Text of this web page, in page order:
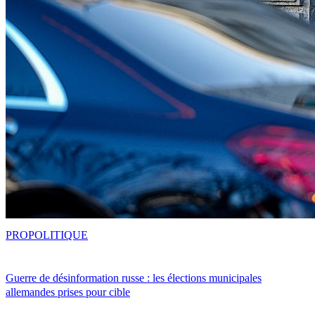
Guerre de désinformation russe : les élections municipales
allemandes prises pour cible
PROPOLITIQUE